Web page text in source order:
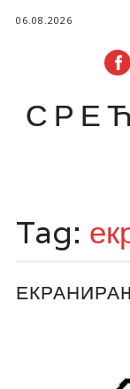
06.08.2026
content
Tag: